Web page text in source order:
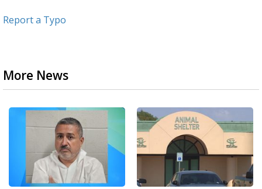
Report a Typo
More News